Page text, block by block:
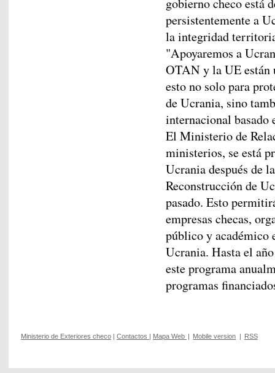
gobierno checo está
persistentemente a
la integridad
"Apoyaremos a
OTAN y la UE están
esto no solo para
de Ucrania, sino
internacional
El Ministerio de
ministerios, se está
Ucrania después de
Reconstrucción de
pasado. Esto
empresas checas,
público y académico
Ucrania. Hasta el
este programa
programas
Ministerio de Exteriores checo | Contactos | Mapa Web | Mobile version | RSS